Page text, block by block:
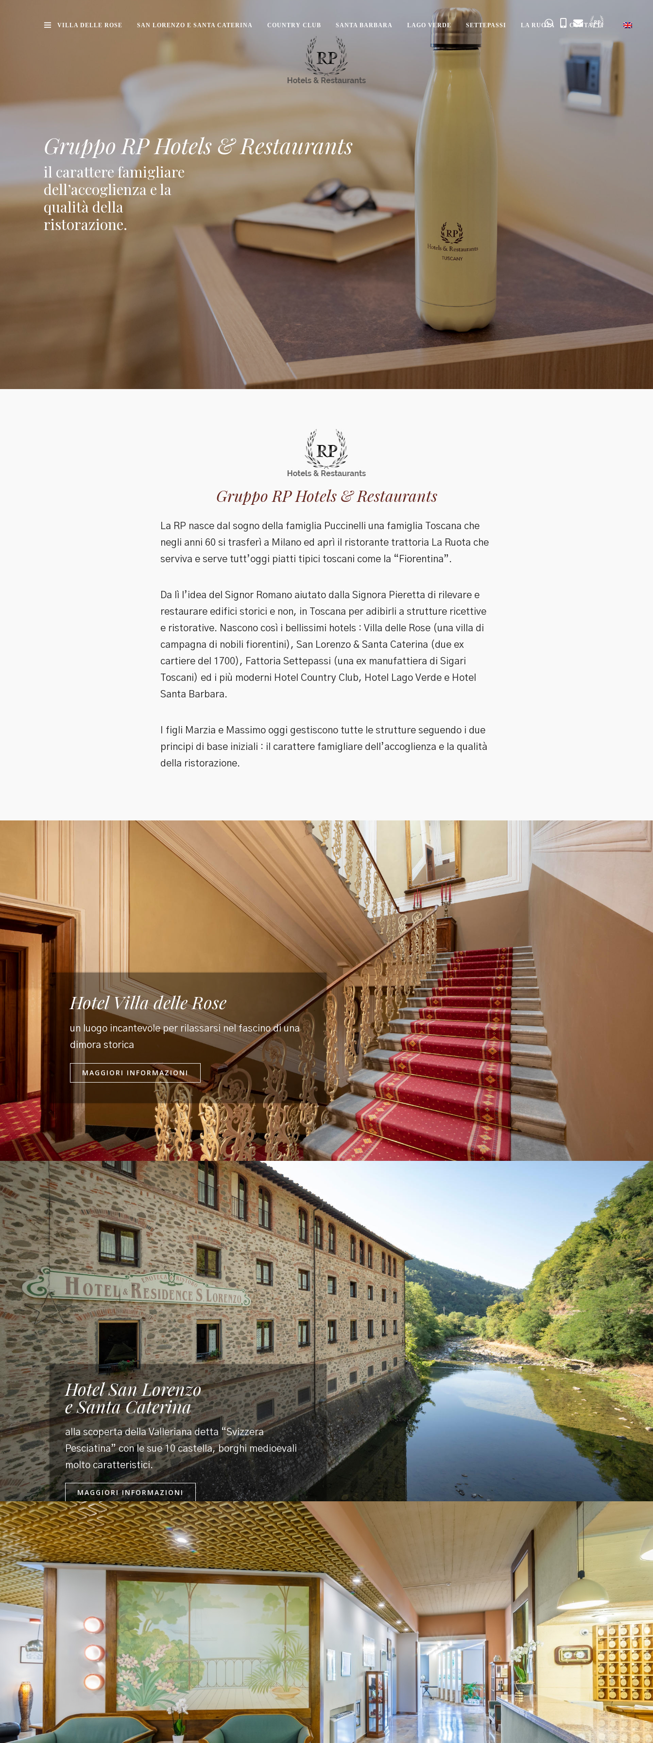
VILLA DELLE ROSE SAN LORENZO E SANTA CATERINA COUNTRY CLUB SANTA BARBARA LAGO VERDE SETTEPASSI LA RUOTA CONTATTI
Gruppo RP Hotels & Restaurants
il carattere famigliare
dell’accoglienza e la
qualità della
ristorazione.
Gruppo RP Hotels & Restaurants
La RP nasce dal sogno della famiglia Puccinelli una famiglia Toscana che
negli anni 60 si trasferì a Milano ed aprì il ristorante trattoria La Ruota che
serviva e serve tutt’oggi piatti tipici toscani come la “Fiorentina”.
Da lì l’idea del Signor Romano aiutato dalla Signora Pieretta di rilevare e
restaurare edifici storici e non, in Toscana per adibirli a strutture ricettive
e ristorative. Nascono così i bellissimi hotels : Villa delle Rose (una villa di
campagna di nobili fiorentini), San Lorenzo & Santa Caterina (due ex
cartiere del 1700), Fattoria Settepassi (una ex manufattiera di Sigari
Toscani) ed i più moderni Hotel Country Club, Hotel Lago Verde e Hotel
Santa Barbara.
I figli Marzia e Massimo oggi gestiscono tutte le strutture seguendo i due
principi di base iniziali : il carattere famigliare dell’accoglienza e la qualità
della ristorazione.
Hotel Villa delle Rose
un luogo incantevole per rilassarsi nel fascino di una
dimora storica
MAGGIORI INFORMAZIONI
Hotel San Lorenzo
e Santa Caterina
alla scoperta della Valleriana detta “Svizzera
Pesciatina” con le sue 10 castella, borghi medioevali
molto caratteristici.
MAGGIORI INFORMAZIONI